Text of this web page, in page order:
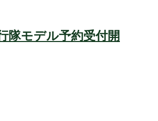
モデル予約受付開